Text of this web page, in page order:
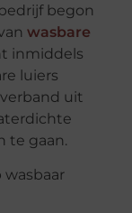
begon
wasbare
inmiddels
luiers
uit
te gaan.